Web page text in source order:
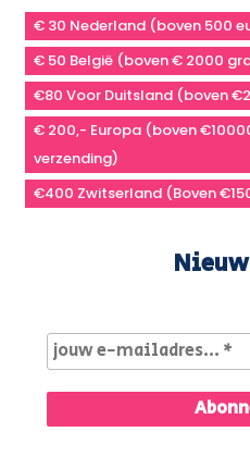
€ 30 Nederland (boven 500
€ 50 België (boven € 2000
€80 Voor Duitsland (boven
€ 200,- Europa (boven
verzending)
€400 Zwitserland (Boven